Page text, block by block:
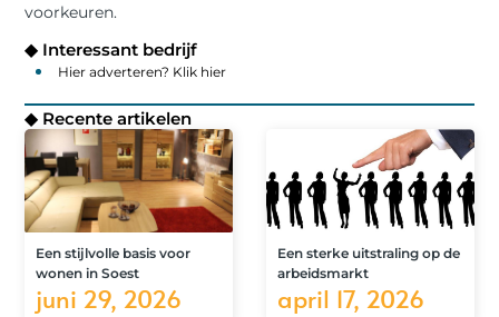
voorkeuren.
◆ Interessant bedrijf
Hier adverteren? Klik hier
◆ Recente artikelen
Een stijlvolle basis voor
wonen in Soest
juni 29, 2026
Een sterke uitstraling op de
arbeidsmarkt
april 17, 2026